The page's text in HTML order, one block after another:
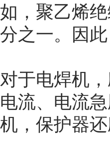
如，聚乙烯
分之一。因
对于电焊机
电流、电流
机，保护器